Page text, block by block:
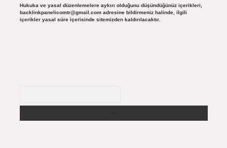
Hukuka ve yasal düzenlemelere aykırı olduğunu düşündüğünüz içerikleri,
backlinkpanelicomtr@gmail.comadresine bildirmeniz halinde, ilgili
içerikler yasal süre içerisinde sitemizden kaldırılacaktır.